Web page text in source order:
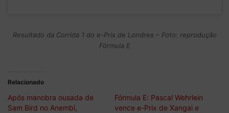
Resultado da Corrida 1 do e-Prix de Londres – Foto: reprodução
Fórmula E
Relacionado
Após manobra ousada de
Sam Bird no Anembi,
Fórmula E: Pascal Wehrlein
vence e-Prix de Xangai e